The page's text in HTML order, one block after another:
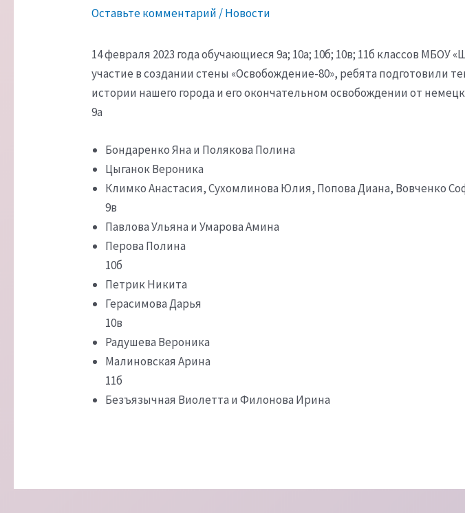
Оставьте комментарий /Новости
14 февраля 2023 года обучающиеся 9а; 10а; 10б; 10в; 11б классов
участие в создании стены «Освобождение-80», ребята подготовили
истории нашего города и его окончательном освобождении от
9а
Бондаренко Яна и Полякова Полина
Цыганок Вероника
Климко Анастасия, Сухомлинова Юлия, Попова Диана, Вовченко
9в
Павлова Ульяна и Умарова Амина
Перова Полина
10б
Петрик Никита
Герасимова Дарья
10в
Радушева Вероника
Малиновская Арина
11б
Безъязычная Виолетта и Филонова Ирина